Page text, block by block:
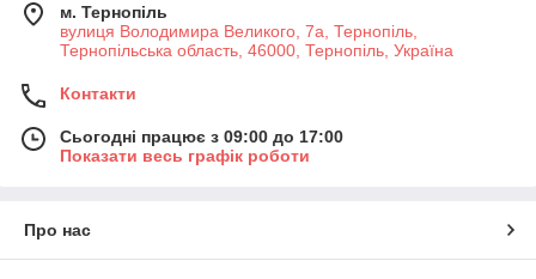
м. Тернопіль
вулиця Володимира Великого, 7а, Тернопіль,
Тернопільська область, 46000, Тернопіль, Україна
Контакти
Сьогодні працює з 09:00 до 17:00
Показати весь графік роботи
Про нас